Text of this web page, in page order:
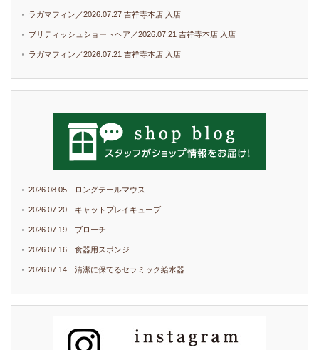
ラガマフィン／2026.07.27 吉祥寺本店 入店
ブリティッシュショートヘア／2026.07.21 吉祥寺本店 入店
ラガマフィン／2026.07.21 吉祥寺本店 入店
2026.08.05 ロングテールマウス
2026.07.20 キャットプレイキューブ
2026.07.19 ブローチ
2026.07.16 食器用スポンジ
2026.07.14 清潔に保てるセラミック給水器